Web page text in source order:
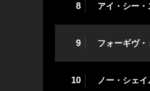
8 アイ・シー
9 フォーギヴ・
10 ノー・シェイ